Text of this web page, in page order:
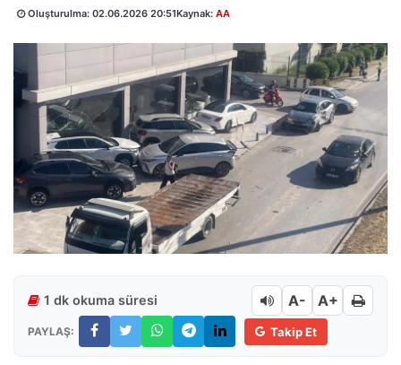
Oluşturulma: 02.06.2026 20:51Kaynak: AA
1 dk okuma süresi A- A+
PAYLAŞ: Takip Et